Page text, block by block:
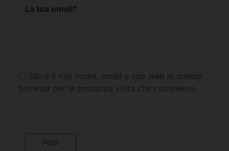
La tua email*
Salva il mio nome, email e sito web in questo
browser per la prossima volta che commento.